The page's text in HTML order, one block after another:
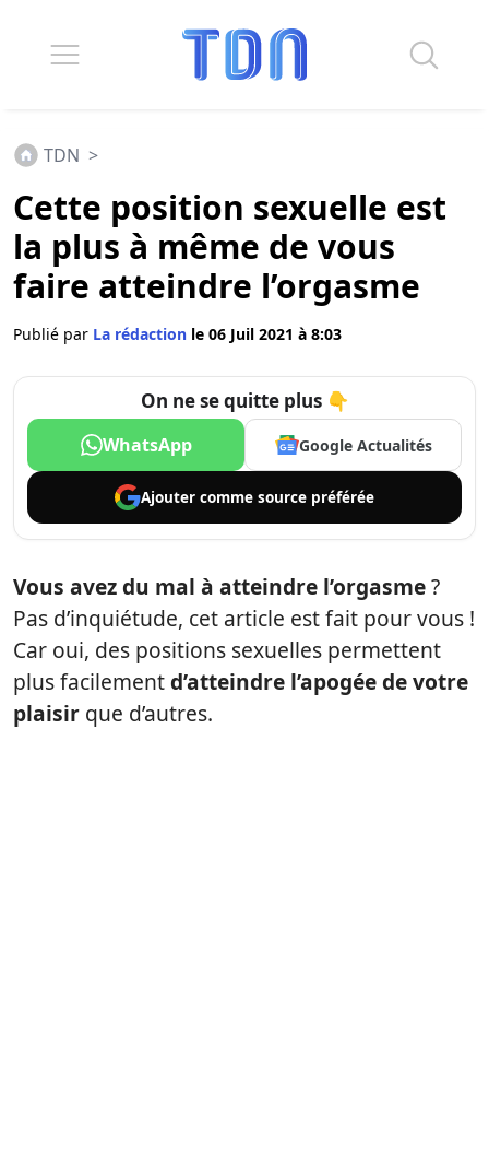
TDN >
Cette position sexuelle est
la plus à même de vous
faire atteindre l’orgasme
Publié par La rédaction le 06 Juil 2021 à 8:03
On ne se quitte plus 👇
WhatsApp Google Actualités
Ajouter comme source préférée
Vous avez du mal à atteindre l’orgasme?
Pas d’inquiétude, cet article est fait pour vous !
Car oui, des positions sexuelles permettent
plus facilementd’atteindre l’apogée de votre
plaisir que d’autres.